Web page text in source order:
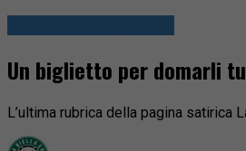
Un biglietto per domarli
L’ultima rubrica della pagina satirica